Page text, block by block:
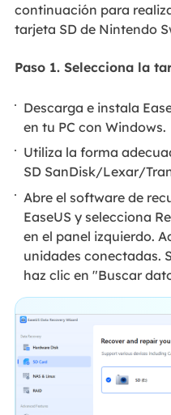
continuación para
tarjeta SD de Nintendo
Paso 1. Selecciona la
Descarga e instala
en tu PC con Windows.
Utiliza la forma
SD SanDisk/Lexar/
Abre el software de
EaseUS y selecciona
en el panel izquierdo.
unidades conectadas.
haz clic en "Buscar